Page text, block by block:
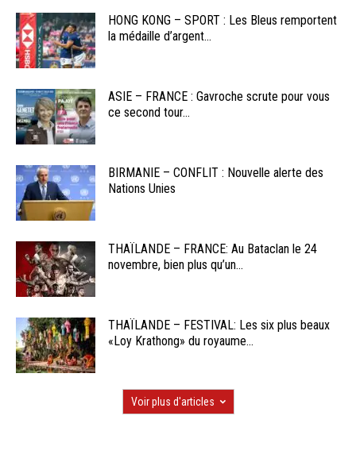
HONG KONG – SPORT : Les Bleus remportent
la médaille d’argent...
ASIE – FRANCE : Gavroche scrute pour vous
ce second tour...
BIRMANIE – CONFLIT : Nouvelle alerte des
Nations Unies
THAÏLANDE – FRANCE: Au Bataclan le 24
novembre, bien plus qu’un...
THAÏLANDE – FESTIVAL: Les six plus beaux
«Loy Krathong» du royaume...
Voir plus d'articles